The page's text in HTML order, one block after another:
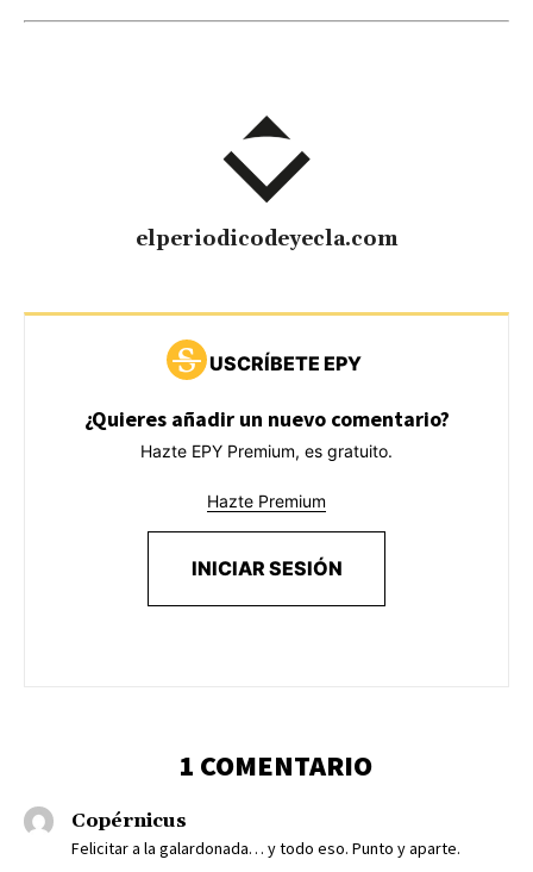
elperiodicodeyecla.com
USCRÍBETE EPY
¿Quieres añadir un nuevo comentario?
Hazte EPY Premium, es gratuito.
Hazte Premium
INICIAR SESIÓN
1 COMENTARIO
Copérnicus
Felicitar a la galardonada… y todo eso. Punto y aparte.